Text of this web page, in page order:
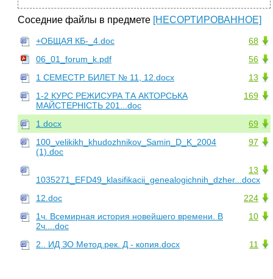
Соседние файлы в предмете [НЕСОРТИРОВАННОЕ]
68
+ОБЩАЯ КБ-_4.doc
56
06_01_forum_k.pdf
13
1 СЕМЕСТР. БИЛЕТ № 11, 12.docx
169
1-2 КУРС РЕЖИСУРА ТА АКТОРСЬКА
МАЙСТЕРНІСТЬ 201...doc
69
1.docx
97
100_velikikh_khudozhnikov_Samin_D_K_2004
(1).doc
13
1035271_EFD49_klasifikacii_genealogichnih_dzher...docx
224
12.doc
10
1ч. Всемирная история новейшего времени. В
2ч....doc
11
2.. ИД ЗО Метод.рек. Д - копия.docx